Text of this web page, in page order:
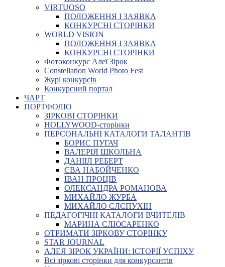
VIRTUOSO
ПОЛОЖЕННЯ І ЗАЯВКА
КОНКУРСНІ СТОРІНКИ
WORLD VISION
ПОЛОЖЕННЯ І ЗАЯВКА
КОНКУРСНІ СТОРІНКИ
Фотоконкурс Алеї Зірок
Constellation World Photo Fest
Журі конкурсів
Конкурсний портал
ЧАРТ
ПОРТФОЛІО
ЗІРКОВІ СТОРІНКИ
HOLLYWOOD-сторінки
ПЕРСОНАЛЬНІ КАТАЛОГИ ТАЛАНТІВ
БОРИС ПУГАЧ
ВАЛЕРІЯ ШКОЛЬНА
ДАНІІЛ РЕБЕРТ
ЄВА НАБОЙЧЕНКО
ІВАН ПРОЦІВ
ОЛЕКСАНДРА РОМАНОВА
МИХАЙЛО ЖУРБА
МИХАЙЛО СЛЄПУХІН
ПЕДАГОГІЧНІ КАТАЛОГИ ВЧИТЕЛІВ
МАРИНА СЛЮСАРЕНКО
ОТРИМАТИ ЗІРКОВУ СТОРІНКУ
STAR JOURNAL
АЛЕЯ ЗІРОК УКРАЇНИ: ІСТОРІЇ УСПІХУ
Всі зіркові сторінки для конкурсантів